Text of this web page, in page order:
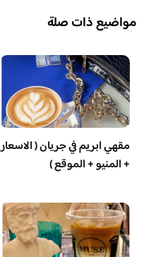
مواضيع ذات صلة
مقهي ابريم في جريان ( الاسعار
+ المنيو + الموقع )